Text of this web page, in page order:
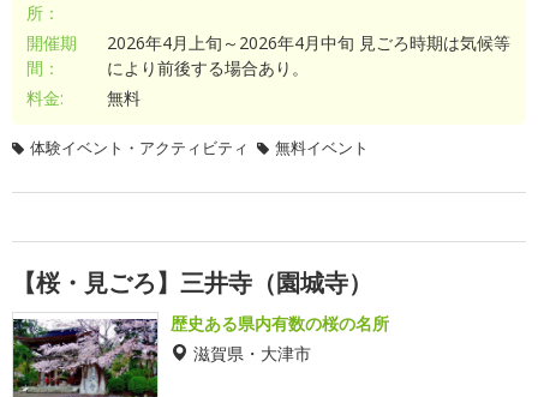
所：
開催期
間：
2026年4月上旬～2026年4月中旬 見ごろ時期は気候等
により前後する場合あり。
料金:
無料
体験イベント・アクティビティ 無料イベント
【桜・見ごろ】三井寺（園城寺）
歴史ある県内有数の桜の名所
滋賀県・大津市